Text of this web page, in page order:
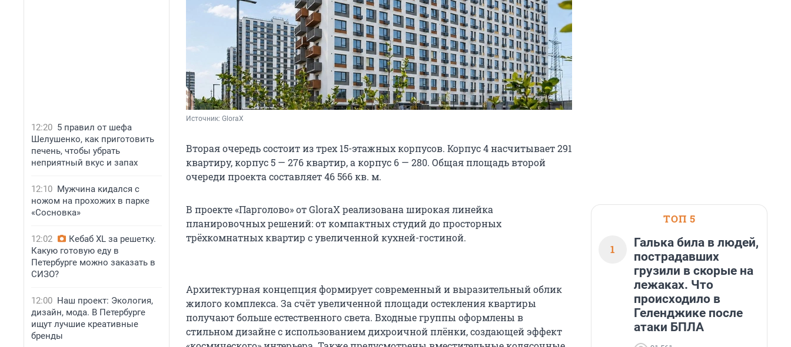
12:20 5 правил от шефа
Шелушенко, как приготовить
печень, чтобы убрать
неприятный вкус и запах
12:10 Мужчина кидался с
ножом на прохожих в парке
«Сосновка»
12:02
Кебаб XL за решетку.
Какую готовую еду в
Петербурге можно заказать в
СИЗО?
12:00 Наш проект: Экология,
дизайн, мода. В Петербурге
ищут лучшие креативные
бренды
Источник: GloraX
Вторая очередь состоит из трех 15-этажных корпусов. Корпус 4 насчитывает 291
квартиру, корпус 5 — 276 квартир, а корпус 6 — 280. Общая площадь второй
очереди проекта составляет 46 566 кв. м.
В проекте «Парголово» от GloraX реализована широкая линейка
планировочных решений: от компактных студий до просторных
трёхкомнатных квартир с увеличенной кухней-гостиной.
Архитектурная концепция формирует современный и выразительный облик
жилого комплекса. За счёт увеличенной площади остекления квартиры
получают больше естественного света. Входные группы оформлены в
стильном дизайне с использованием дихроичной плёнки, создающей эффект
ТОП 5
1
Галька била в людей,
пострадавших
грузили в скорые на
лежаках. Что
происходило в
Геленджике после
атаки БПЛА